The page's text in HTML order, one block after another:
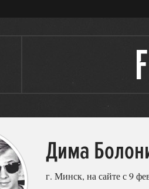
Дима
г. Минск, на сайте с 9